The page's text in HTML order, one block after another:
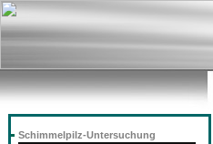
Schimmelpilz-Untersuchung